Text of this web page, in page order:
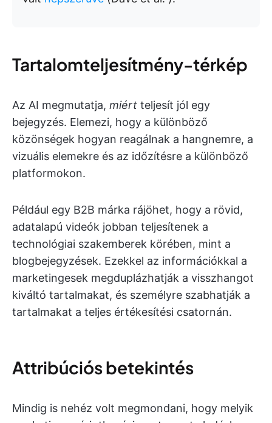
Tartalomteljesítmény-térkép
Az AI megmutatja, miért teljesít jól egy
bejegyzés. Elemezi, hogy a különböző
közönségek hogyan reagálnak a hangnemre, a
vizuális elemekre és az időzítésre a különböző
platformokon.
Például egy B2B márka rájöhet, hogy a rövid,
adatalapú videók jobban teljesítenek a
technológiai szakemberek körében, mint a
blogbejegyzések. Ezekkel az információkkal a
marketingesek megduplázhatják a visszhangot
kiváltó tartalmakat, és személyre szabhatják a
tartalmakat a teljes értékesítési csatornán.
Attribúciós betekintés
Mindig is nehéz volt megmondani, hogy melyik